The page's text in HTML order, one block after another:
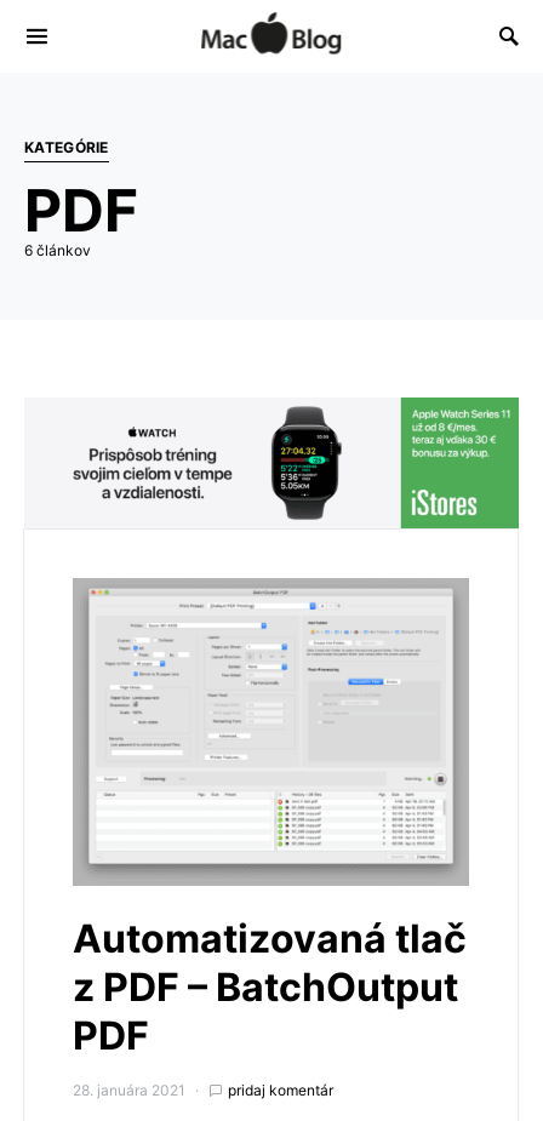
KATEGÓRIE
PDF
6 článkov
Automatizovaná tlač
z PDF – BatchOutput
PDF
28. januára 2021 pridaj komentár